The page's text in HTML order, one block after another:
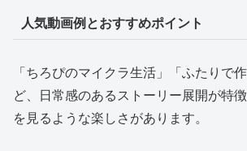
人気動画例とおすすめポイント
「ちろぴのマイクラ生活」「ふたりで
ど、日常感のあるストーリー展開が特
を見るような楽しさがあります。